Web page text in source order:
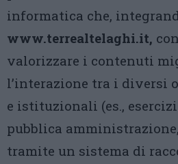
informatica che,
www.terrealtelaghi.it,
valorizzare i contenuti
l’interazione tra i diversi
e istituzionali (es.,
pubblica
tramite un sistema di